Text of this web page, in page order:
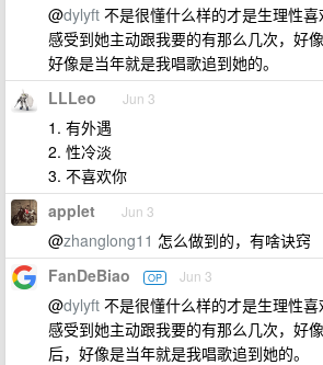
@dylyft 不是很懂什么样的才是生理性
感受到她主动跟我要的有那么几次，好
好像是当年就是我唱歌追到她的。
LLLeo Jun 3
1. 有外遇
2. 性冷淡
3. 不喜欢你
applet Jun 3
@zhanglong11 怎么做到的，有啥诀窍
FanDeBiao OP Jun 3
@dylyft 不是很懂什么样的才是生理性
感受到她主动跟我要的有那么几次，好
后，好像是当年就是我唱歌追到她的。